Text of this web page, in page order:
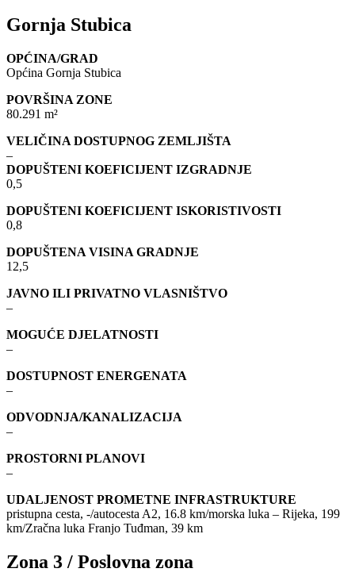
Gornja Stubica
OPĆINA/GRAD
Općina Gornja Stubica
POVRŠINA ZONE
80.291 m²
VELIČINA DOSTUPNOG ZEMLJIŠTA
–
DOPUŠTENI KOEFICIJENT IZGRADNJE
0,5
DOPUŠTENI KOEFICIJENT ISKORISTIVOSTI
0,8
DOPUŠTENA VISINA GRADNJE
12,5
JAVNO ILI PRIVATNO VLASNIŠTVO
–
MOGUĆE DJELATNOSTI
–
DOSTUPNOST ENERGENATA
–
ODVODNJA/KANALIZACIJA
–
PROSTORNI PLANOVI
–
UDALJENOST PROMETNE INFRASTRUKTURE
pristupna cesta, -/autocesta A2, 16.8 km/morska luka – Rijeka, 199
km/Zračna luka Franjo Tuđman, 39 km
Zona 3 / Poslovna zona